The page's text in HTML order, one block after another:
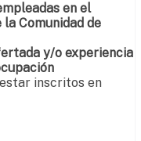
en el
Comunidad de
y/o experiencia
inscritos en